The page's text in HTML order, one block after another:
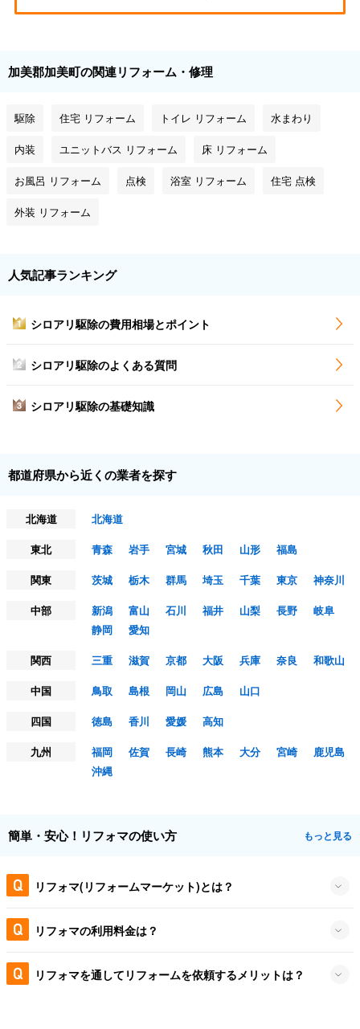
加美郡加美町の関連リフォーム・修理
駆除 住宅 リフォーム トイレ リフォーム 水まわり
内装 ユニットバス リフォーム 床 リフォーム
お風呂 リフォーム 点検 浴室 リフォーム 住宅 点検
外装 リフォーム
人気記事ランキング
1 シロアリ駆除の費用相場とポイント
2 シロアリ駆除のよくある質問
3 シロアリ駆除の基礎知識
都道府県から近くの業者を探す
北海道
北海道
東北
青森 岩手 宮城 秋田 山形
福島
関東
茨城 栃木 群馬 埼玉 千葉 東京
神奈川
中部
新潟 富山 石川 福井 山梨 長野
岐阜
静岡
愛知
関西
三重 滋賀 京都 大阪 兵庫 奈良
和歌山
中国
鳥取 島根 岡山 広島
山口
四国
徳島 香川 愛媛
高知
九州
福岡 佐賀 長崎 熊本 大分 宮崎
鹿児島
沖縄
簡単・安心！リフォマの使い方 もっと見る
リフォマ(リフォームマーケット)とは？
リフォマの利用料金は？
リフォマを通してリフォームを依頼するメリットは？